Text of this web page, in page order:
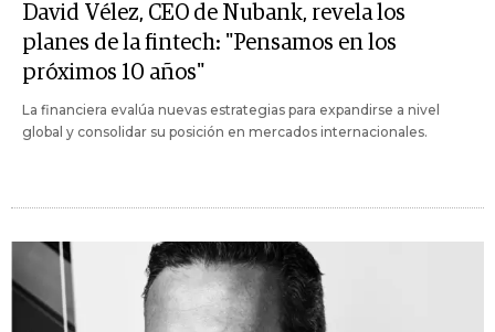
David Vélez, CEO de Nubank, revela los
planes de la fintech: "Pensamos en los
próximos 10 años"
La financiera evalúa nuevas estrategias para expandirse a nivel
global y consolidar su posición en mercados internacionales.